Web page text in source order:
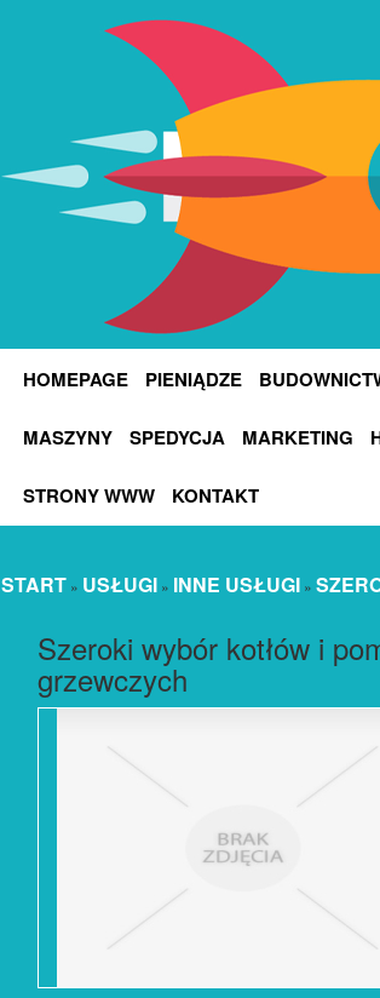
HOMEPAGE PIENIĄDZE
MASZYNY SPEDYCJA MARKETING
STRONY WWW KONTAKT
START » USŁUGI » INNE USŁUGI »
Szeroki wybór kotłów i
grzewczych